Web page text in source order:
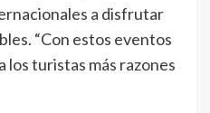
a disfrutar
“Con estos eventos
los turistas más razones